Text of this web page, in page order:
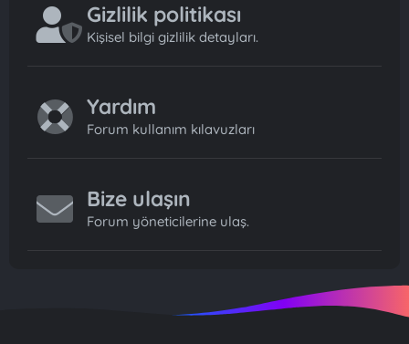
Gizlilik politikası
Kişisel bilgi gizlilik detayları.
Yardım
Forum kullanım kılavuzları
Bize ulaşın
Forum yöneticilerine ulaş.